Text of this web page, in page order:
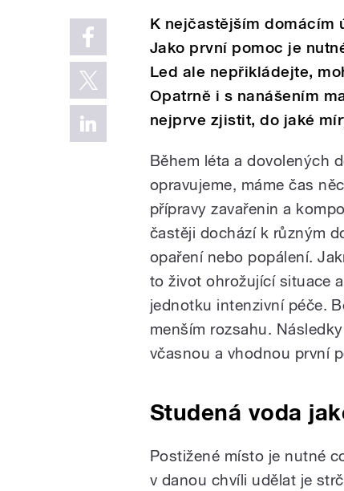
K nejčastějším domácím
Jako první pomoc je
Led ale nepřikládejte,
Opatrně i s nanášením
nejprve zjistit, do jaké
Během léta a dovolených
opravujeme, máme čas
přípravy zavařenin a
častěji dochází k různým
opaření nebo popálení.
to život ohrožující situace
jednotku intenzivní péče.
menším rozsahu.
včasnou a vhodnou první
Studená voda
Postižené místo je nutné
v danou chvíli udělat je